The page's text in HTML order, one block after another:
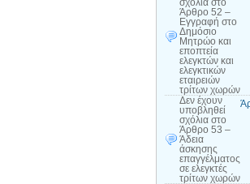
σχόλια στο
Άρθρο 52 –
Εγγραφή στο
Δημόσιο
Μητρώο και
εποπτεία
ελεγκτών και
ελεγκτικών
εταιρειών
τρίτων χωρών
Δεν έχουν
υποβληθεί
σχόλια στο
Άρθρο 53 –
Άδεια
άσκησης
επαγγέλματος
σε ελεγκτές
τρίτων χωρών